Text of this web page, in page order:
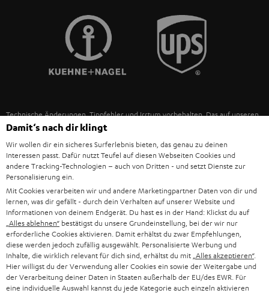
IN-EAR-KOPFHÖRER
FANSHOP
UNSER MANAGEMENT
BILDUNGSRABATT
GESCHENKGUTSCHEIN
USA
WEITERE LÄNDER
Technische Änderungen, Tippfehler und Irrtum vorbehalten. Das auf unseren
Fotos abgebildete Zubehör ist nicht im Lieferumfang enthalten. Etwaige
©2026 Lautsprecher Teufel GmbH - All rights reserved.
Impressum AGB Datenschutz Daten-Einstellungen
EU Data Act
Vertrag widerrufen
Damit‘s nach dir klingt
Wir wollen dir ein sicheres Surferlebnis bieten, das genau zu deinen
Interessen passt. Dafür nutzt Teufel auf diesen Webseiten Cookies und
andere Tracking-Technologien – auch von Dritten - und setzt Dienste zur
Personalisierung ein.
Mit Cookies verarbeiten wir und andere Marketingpartner Daten von dir und
lernen, was dir gefällt - durch dein Verhalten auf unserer Website und
Informationen von deinem Endgerät. Du hast es in der Hand: Klickst du auf
„Alles ablehnen“ bestätigst du unsere Grundeinstellung, bei der wir nur
erforderliche Cookies aktivieren. Damit erhältst du zwar Empfehlungen,
diese werden jedoch zufällig ausgewählt. Personalisierte Werbung und
Inhalte, die wirklich relevant für dich sind, erhältst du mit „Alles akzeptieren“.
Hier willigst du der Verwendung aller Cookies ein sowie der Weitergabe und
der Verarbeitung deiner Daten in Staaten außerhalb der EU/des EWR. Für
eine individuelle Auswahl kannst du jede Kategorie auch einzeln aktivieren